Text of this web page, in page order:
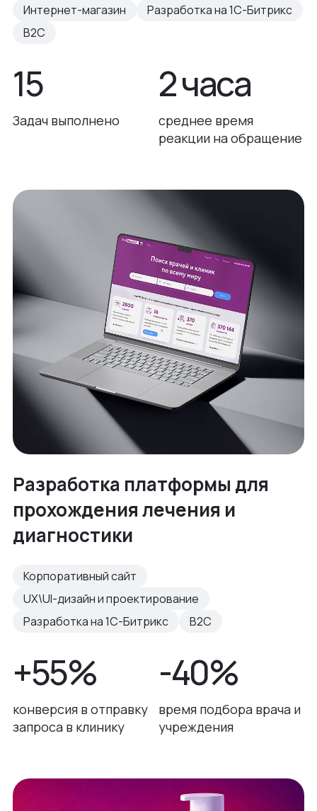
Интернет-магазин
Разработка на 1С-Битрикс
B2C
15
Задач выполнено
2 часа
среднее время
реакции на обращение
Разработка платформы для
прохождения лечения и
диагностики
Корпоративный сайт
UX\UI-дизайн и проектирование
Разработка на 1С-Битрикс
B2C
+55%
конверсия в отправку
запроса в клинику
-40%
время подбора врача и
учреждения